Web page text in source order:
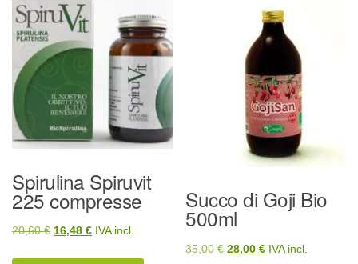
Spirulina Spiruvit
225 compresse
20,60€ Il
16,48 €IlIVA incl.
Succo di Goji Bio
500ml
35,00€ Il
28,00€IlIVA incl.